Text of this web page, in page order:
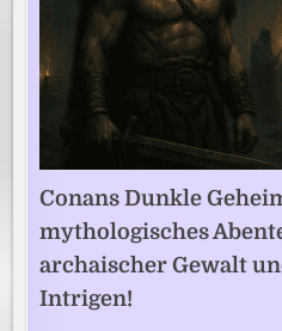
Conans Dunkle
mythologisches
archaischer Gewalt
Intrigen!